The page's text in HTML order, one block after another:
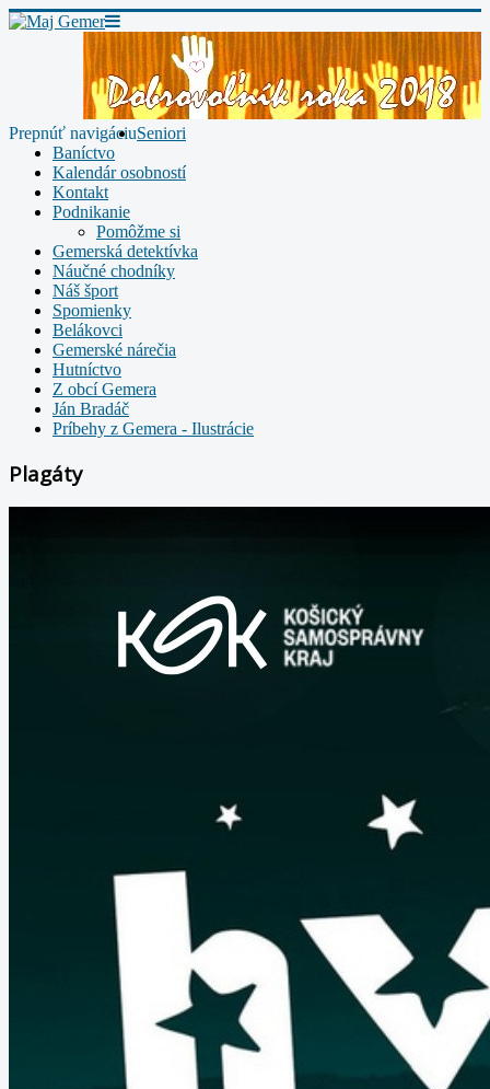
Prepnúť navigáciuSeniori
Baníctvo
Kalendár osobností
Kontakt
Podnikanie
Pomôžme si
Gemerská detektívka
Náučné chodníky
Náš šport
Spomienky
Belákovci
Gemerské nárečia
Hutníctvo
Z obcí Gemera
Ján Bradáč
Príbehy z Gemera - Ilustrácie
Plagáty